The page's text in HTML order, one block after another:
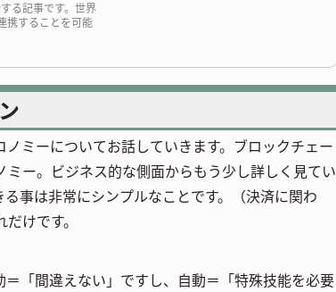
る記事です。世界
携することを可能
ことでした。
ミーについてお話していきます。ブロックチェー
ー。ビジネス的な側面からもう少し詳しく見てい
事は非常にシンプルなことです。（決済に関わ
けです。
「間違えない」ですし、自動＝「特殊技能を必要